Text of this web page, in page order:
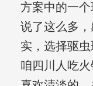
方案中的一个
说了这么多
实，选择驱
咱四川人吃